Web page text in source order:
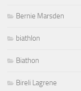
Bernie Marsden
biathlon
Biathon
Bireli Lagrene